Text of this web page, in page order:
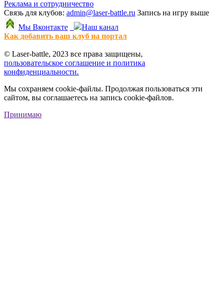
Реклама и сотрудничество
Связь для клубов: admin@laser-battle.ru Запись на игру выше
Мы Вконтакте
Наш канал
Как добавить ваш клуб на портал
© Laser-battle, 2023 все права защищены,
пользовательское соглашение и политика
конфиденциальности.
Мы сохраняем cookie-файлы. Продолжая пользоваться эти
сайтом, вы соглашаетесь на запись cookie-файлов.
Принимаю